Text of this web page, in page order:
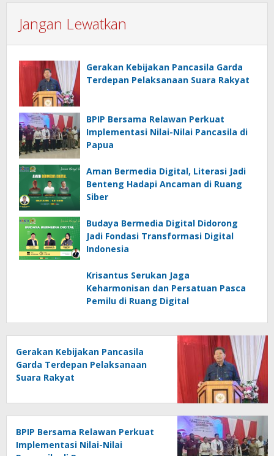
Jangan Lewatkan
Gerakan Kebijakan Pancasila Garda
Terdepan Pelaksanaan Suara Rakyat
BPIP Bersama Relawan Perkuat
Implementasi Nilai-Nilai Pancasila di
Papua
Aman Bermedia Digital, Literasi Jadi
Benteng Hadapi Ancaman di Ruang
Siber
Budaya Bermedia Digital Didorong
Jadi Fondasi Transformasi Digital
Indonesia
Krisantus Serukan Jaga
Keharmonisan dan Persatuan Pasca
Pemilu di Ruang Digital
Gerakan Kebijakan Pancasila
Garda Terdepan Pelaksanaan
Suara Rakyat
BPIP Bersama Relawan Perkuat
Implementasi Nilai-Nilai